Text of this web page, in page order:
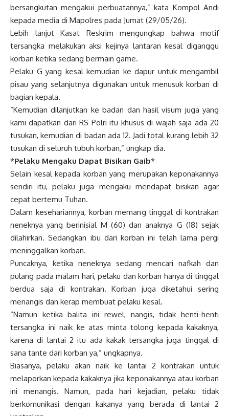
bersangkutan mengakui perbuatannya,” kata Kompol Andi
kepada media di Mapolres pada Jumat (29/05/26).
Lebih lanjut Kasat Reskrim mengungkap bahwa motif
tersangka melakukan aksi kejinya lantaran kesal diganggu
korban ketika sedang bermain game.
Pelaku G yang kesal kemudian ke dapur untuk mengambil
pisau yang selanjutnya digunakan untuk menusuk korban di
bagian kepala.
“Kemudian dilanjutkan ke badan dan hasil visum juga yang
kami dapatkan dari RS Polri itu khusus di wajah saja ada 20
tusukan, kemudian di badan ada 12. Jadi total kurang lebih 32
tusukan di seluruh tubuh korban,” ungkap dia.
*Pelaku Mengaku Dapat Bisikan Gaib*
Selain kesal kepada korban yang merupakan keponakannya
sendiri itu, pelaku juga mengaku mendapat bisikan agar
cepat bertemu Tuhan.
Dalam kesehariannya, korban memang tinggal di kontrakan
neneknya yang berinisial M (60) dan anaknya G (18) sejak
dilahirkan. Sedangkan ibu dari korban ini telah lama pergi
meninggalkan korban.
Puncaknya, ketika neneknya sedang mencari nafkah dan
pulang pada malam hari, pelaku dan korban hanya di tinggal
berdua saja di kontrakan. Korban juga diketahui sering
menangis dan kerap membuat pelaku kesal.
“Namun ketika balita ini rewel, nangis, tidak henti-henti
tersangka ini naik ke atas minta tolong kepada kakaknya,
karena di lantai 2 itu ada kakak tersangka juga tinggal di
sana tante dari korban ya,” ungkapnya.
Biasanya, pelaku akan naik ke lantai 2 kontrakan untuk
melaporkan kepada kakaknya jika keponakannya atau korban
ini menangis. Namun, pada hari kejadian, pelaku tidak
berkomunikasi dengan kakanya yang berada di lantai 2